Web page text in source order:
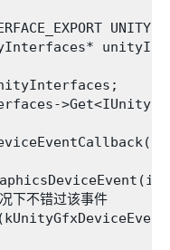
下不错过该事件